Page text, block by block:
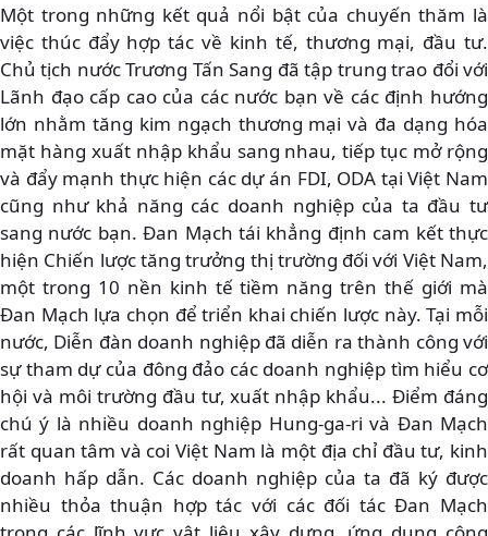
Một trong những kết quả nổi bật của chuyến thăm là
việc thúc đẩy hợp tác về kinh tế, thương mại, đầu tư.
Chủ tịch nước Trương Tấn Sang đã tập trung trao đổi với
Lãnh đạo cấp cao của các nước bạn về các định hướng
lớn nhằm tăng kim ngạch thương mại và đa dạng hóa
mặt hàng xuất nhập khẩu sang nhau, tiếp tục mở rộng
và đẩy mạnh thực hiện các dự án FDI, ODA tại Việt Nam
cũng như khả năng các doanh nghiệp của ta đầu tư
sang nước bạn. Đan Mạch tái khẳng định cam kết thực
hiện Chiến lược tăng trưởng thị trường đối với Việt Nam,
một trong 10 nền kinh tế tiềm năng trên thế giới mà
Đan Mạch lựa chọn để triển khai chiến lược này. Tại mỗi
nước, Diễn đàn doanh nghiệp đã diễn ra thành công với
sự tham dự của đông đảo các doanh nghiệp tìm hiểu cơ
hội và môi trường đầu tư, xuất nhập khẩu... Điểm đáng
chú ý là nhiều doanh nghiệp Hung-ga-ri và Đan Mạch
rất quan tâm và coi Việt Nam là một địa chỉ đầu tư, kinh
doanh hấp dẫn. Các doanh nghiệp của ta đã ký được
nhiều thỏa thuận hợp tác với các đối tác Đan Mạch